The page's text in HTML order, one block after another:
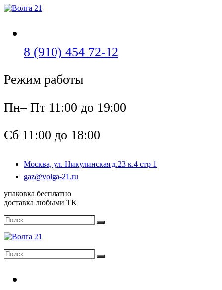
Перейти
8 (910) 454 72-12
Режим работы
Пн– Пт 11:00 до 19:00
Сб 11:00 до 18:00
Москва, ул. Никулинская д.23 к.4 стр 1
gaz@volga-21.ru
упаковка бесплатно
доставка любыми ТК
Поиск
Поиск
Поиск
Поиск